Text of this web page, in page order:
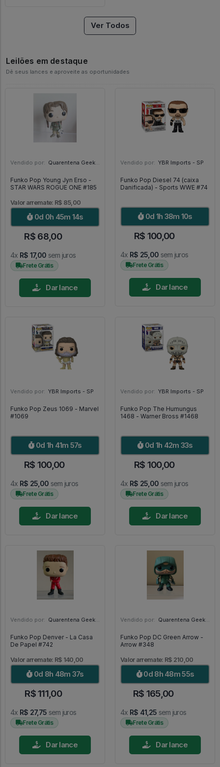
Ver Todos
Leilões em destaque
Dê seus lances e aproveite as oportunidades
Vendido por: Quarentena Geek Store - SP
Funko Pop Young Jyn Erso -
STAR WARS ROGUE ONE #185
Valor arremate: R$ 85,00
0d 0h 45m 13s
R$ 68,00
4x R$ 17,00 sem juros
Frete Grátis
Dar lance
Vendido por: YBR Imports - SP
Funko Pop Diesel 74 (caixa
Danificada) - Sports WWE #74
0d 1h 38m 9s
R$ 100,00
4x R$ 25,00 sem juros
Frete Grátis
Dar lance
Vendido por: YBR Imports - SP
Funko Pop Zeus 1069 - Marvel
#1069
0d 1h 41m 56s
R$ 100,00
4x R$ 25,00 sem juros
Frete Grátis
Dar lance
Vendido por: YBR Imports - SP
Funko Pop The Humungus
1468 - Warner Bross #1468
0d 1h 42m 32s
R$ 100,00
4x R$ 25,00 sem juros
Frete Grátis
Dar lance
Vendido por: Quarentena Geek Store - SP
Funko Pop Denver - La Casa
De Papel #742
Valor arremate: R$ 140,00
0d 8h 48m 36s
R$ 111,00
4x R$ 27,75 sem juros
Frete Grátis
Dar lance
Vendido por: Quarentena Geek Store - SP
Funko Pop DC Green Arrow -
Arrow #348
Valor arremate: R$ 210,00
0d 8h 48m 54s
R$ 165,00
4x R$ 41,25 sem juros
Frete Grátis
Dar lance